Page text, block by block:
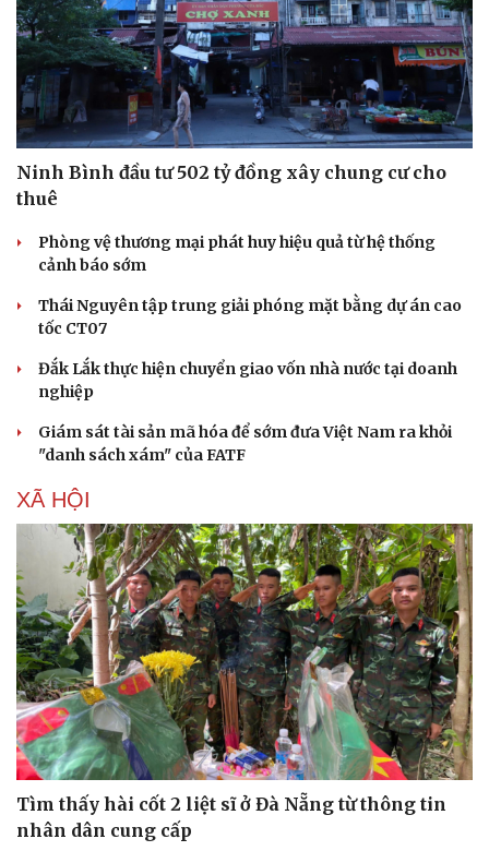
Văn hóa
Sân khấu - Điện ảnh
Giải trí
Ninh Bình đầu tư 502 tỷ đồng xây chung cư cho
thuê
Phòng vệ thương mại phát huy hiệu quả từ hệ thống
cảnh báo sớm
Thái Nguyên tập trung giải phóng mặt bằng dự án cao
tốc CT07
Đắk Lắk thực hiện chuyển giao vốn nhà nước tại doanh
nghiệp
Giám sát tài sản mã hóa để sớm đưa Việt Nam ra khỏi
"danh sách xám" của FATF
XÃ HỘI
Tìm thấy hài cốt 2 liệt sĩ ở Đà Nẵng từ thông tin
nhân dân cung cấp